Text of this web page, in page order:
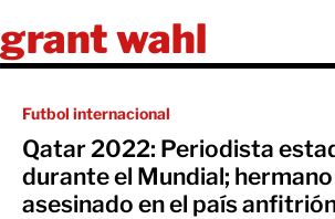
grant wahl
Futbol internacional
Qatar 2022: Periodista
durante el Mundial;
asesinado en el país